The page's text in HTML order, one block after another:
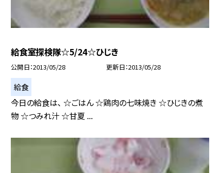
給食室探検隊☆5/24☆ひじき
公開日 2013/05/28 更新日 2013/05/28
給食
今日の給食は、 ☆ごはん ☆鶏肉の七味焼き ☆ひじきの煮
物 ☆つみれ汁 ☆甘夏 ...